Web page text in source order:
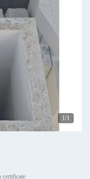
1/1
certificate